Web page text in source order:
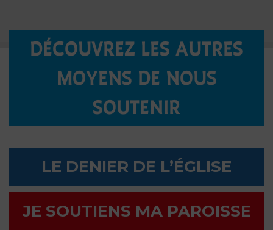
DÉCOUVREZ LES AUTRES
MOYENS DE NOUS
SOUTENIR
LE DENIER DE L’ÉGLISE
JE SOUTIENS MA PAROISSE